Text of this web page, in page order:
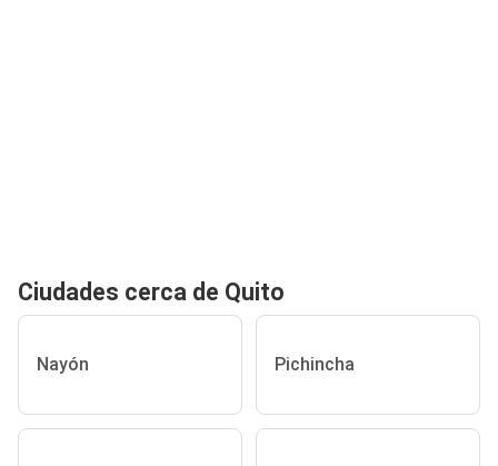
Ciudades cerca de Quito
Nayón Pichincha